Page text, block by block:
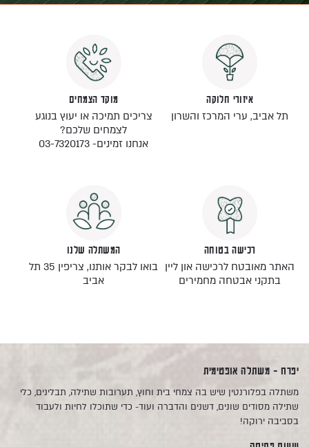
איזורי חלוקה
תל אביב, ערי המרכז והשרון
מוקד הצמחים
צריכים תמיכה או יעוץ בנוגע
לצמחים שלכם?
אנחנו זמינים- 03-7320173
רכישה בטוחה
האתר מאובטח לרכישה און ליין
בתקני אבטחה מחמירים
המשתלה שלנו
בואו לבקר אותנו, צריפין 35 תל
אביב
יפרח - משתלה אופטימית
משתלה בפלורנטין שיש בה צמחי בית וחוץ, תערובות שתילה, תבלינים, כלי
שתילה מסודים שונים, דשנים והדברה ועוד- כדי שתוכלו לחיות ולעבוד
בסביבה ירוקה!